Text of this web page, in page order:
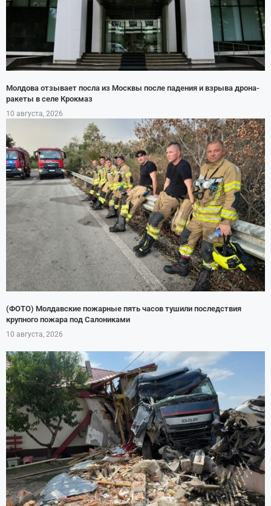
Молдова отзывает посла из Москвы после падения и взрыва дрона-
ракеты в селе Крокмаз
10 августа, 2026
(ФОТО) Молдавские пожарные пять часов тушили последствия
крупного пожара под Салониками
10 августа, 2026